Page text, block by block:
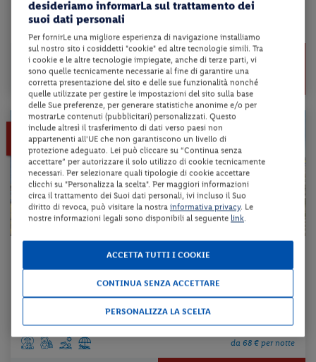
Check-in
dal 24/08/26
al 27/10/26
da 265 €
239 €
a persona per 3 notti
LAST MINUTE 10%
Emilia-Romagna - Milano Marittima (RA)
mezza pensione + servizio spiaggia + utilizzo della piscina scoperta
da 68 € per notte
desideriamo informarLa sul trattamento dei
suoi dati personali
Per fornirLe una migliore esperienza di navigazione installiamo
sul nostro sito i cosiddetti "cookie" ed altre tecnologie simili. Tra
i cookie e le altre tecnologie impiegate, anche di terze parti, vi
sono quelle tecnicamente necessarie al fine di garantire una
corretta presentazione del sito e delle sue funzionalità nonché
quelle utilizzate per gestire le impostazioni del sito sulla base
delle Sue preferenze, per generare statistiche anonime e/o per
mostrarLe contenuti (pubblicitari) personalizzati. Questo
include altresì il trasferimento di dati verso paesi non
appartenenti all'UE che non garantiscono un livello di
protezione adeguato. Lei può cliccare su “Continua senza
accettare” per autorizzare il solo utilizzo di cookie tecnicamente
necessari. Per selezionare quali tipologie di cookie accettare
clicchi su "Personalizza la scelta". Per maggiori informazioni
circa il trattamento dei Suoi dati personali, ivi incluso il Suo
diritto di revoca, può visitare la nostra informativa privacy. Le
nostre informazioni legali sono disponibili al seguente link.
ACCETTA TUTTI I COOKIE
CONTINUA SENZA ACCETTARE
PERSONALIZZA LA SCELTA